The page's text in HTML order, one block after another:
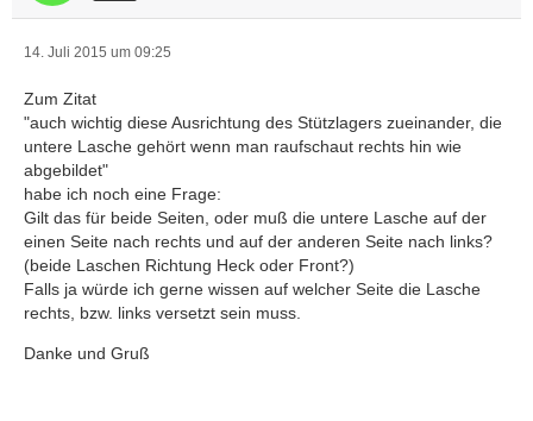
14. Juli 2015 um 09:25
Zum Zitat
"auch wichtig diese Ausrichtung des Stützlagers zueinander, die
untere Lasche gehört wenn man raufschaut rechts hin wie
abgebildet"
habe ich noch eine Frage:
Gilt das für beide Seiten, oder muß die untere Lasche auf der
einen Seite nach rechts und auf der anderen Seite nach links?
(beide Laschen Richtung Heck oder Front?)
Falls ja würde ich gerne wissen auf welcher Seite die Lasche
rechts, bzw. links versetzt sein muss.
Danke und Gruß